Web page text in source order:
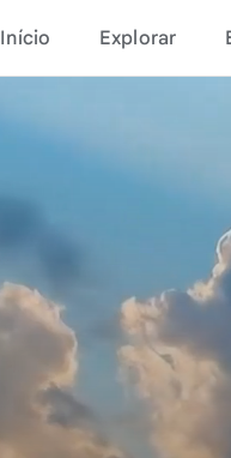
Início Explorar